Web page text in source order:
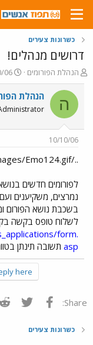
כשרונות צעירים
דרושים מנהלים!
פ
ו
ת
ח
ה
ו
ש
הנהלת הפורומים
פ
ו
ר
ם
ר
06
ה הנהלת
10/10/06
../images/Emo124.gif דרושים מנהלים!
לפורומים חדשים
נמרצים, משקיענים
בשכבת נושא הפורום
לשלוח טופס בקשה
form.
asp תשובה תינתן בטווח של עד כ-
here.
Share: פייסבוק
כשרונות צעירים